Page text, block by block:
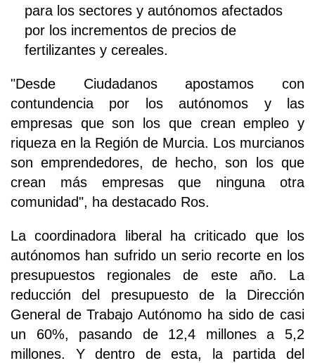
para los sectores y autónomos afectados
por los incrementos de precios de
fertilizantes y cereales.
"Desde Ciudadanos apostamos con
contundencia por los autónomos y las
empresas que son los que crean empleo y
riqueza en la Región de Murcia. Los murcianos
son emprendedores, de hecho, son los que
crean más empresas que ninguna otra
comunidad", ha destacado Ros.
La coordinadora liberal ha criticado que los
autónomos han sufrido un serio recorte en los
presupuestos regionales de este año. La
reducción del presupuesto de la Dirección
General de Trabajo Autónomo ha sido de casi
un 60%, pasando de 12,4 millones a 5,2
millones. Y dentro de esta, la partida del